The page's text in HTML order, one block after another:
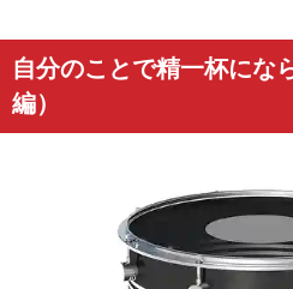
自分のことで精一杯にな
編）